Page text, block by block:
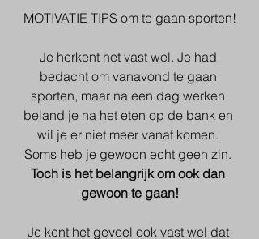
MOTIVATIE TIPS om te gaan sporten!
Je herkent het vast wel. Je had
bedacht om vanavond te gaan
sporten, maar na een dag werken
beland je na het eten op de bank en
wil je er niet meer vanaf komen.
Soms heb je gewoon echt geen zin.
Toch is het belangrijk om ook dan
gewoon te gaan!
Je kent het gevoel ook vast wel dat